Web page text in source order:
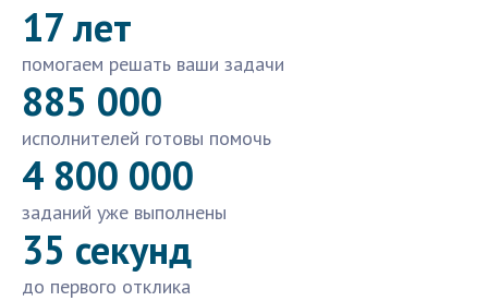
17 лет
помогаем решать ваши задачи
885 000
исполнителей готовы помочь
4 800 000
заданий уже выполнены
35 секунд
до первого отклика